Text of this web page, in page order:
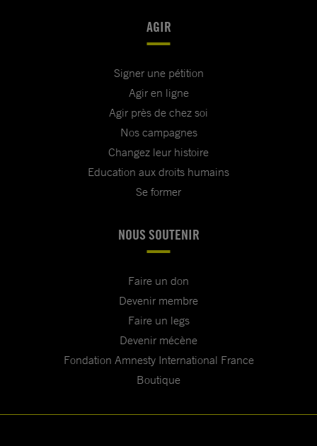
AGIR
Signer une pétition
Agir en ligne
Agir près de chez soi
Nos campagnes
Changez leur histoire
Education aux droits humains
Se former
NOUS SOUTENIR
Faire un don
Devenir membre
Faire un legs
Devenir mécène
Fondation Amnesty International France
Boutique